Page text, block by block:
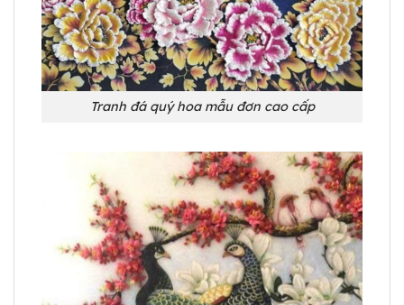
Tranh đá quý hoa mẫu đơn cao cấp